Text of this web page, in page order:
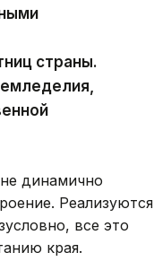
страны.
динамично
Реализуются
все это
края.